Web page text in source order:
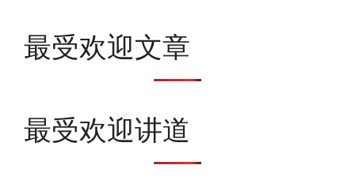
最受欢迎文章
最受欢迎讲道